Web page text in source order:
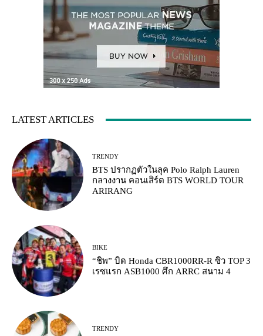
LATEST ARTICLES
TRENDY
BTS ปรากฏตัวในลุค Polo Ralph Lauren
กลางงาน คอนเสิร์ต BTS WORLD TOUR
ARIRANG
BIKE
“ชิพ” บิด Honda CBR1000RR-R ซิว TOP 3
เรซแรก ASB1000 ศึก ARRC สนาม 4
TRENDY